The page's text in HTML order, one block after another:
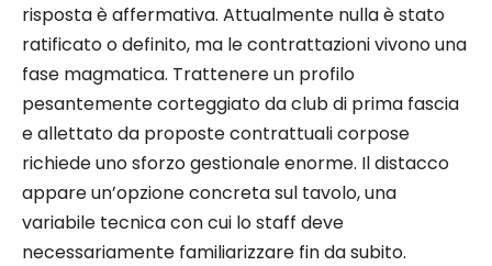
risposta è affermativa. Attualmente nulla è stato
ratificato o definito, ma le contrattazioni vivono una
fase magmatica. Trattenere un profilo
pesantemente corteggiato da club di prima fascia
e allettato da proposte contrattuali corpose
richiede uno sforzo gestionale enorme. Il distacco
appare un’opzione concreta sul tavolo, una
variabile tecnica con cui lo staff deve
necessariamente familiarizzare fin da subito.